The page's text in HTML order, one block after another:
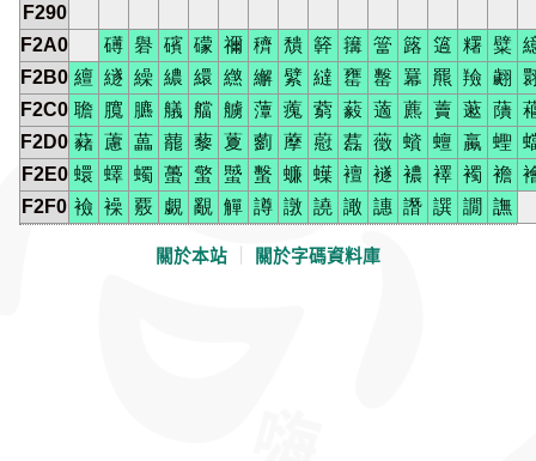
F290
F2A0
礡 礜 礗 礞 禰 穧 穨 簳 簼 簹 簬 簻 糬 糪
F2B0 繵 繸 繰 繷 繯 繺 繲 繴 繨 罋 罊 羃 羆 羷 翽
F2C0 聸 臗 臕 艤 艡 艣 藫 藱 藭 藙 藡 藨 藚 藗 藬
F2D0 藸 藘 藟 藣 藜 藑 藰 藦 藯 藞 藢 蠀 蟺 蠃 蟶
F2E0 蠉 蠌 蠋 蠆 蟼 蠈 蟿 蠊 蠂 襢 襚 襛 襗 襡 襜
F2F0 襝 襙 覈 覷 覶 觶 譐 譈 譊 譀 譓 譖 譔 譋 譕
關於本站 關於字碼資料庫